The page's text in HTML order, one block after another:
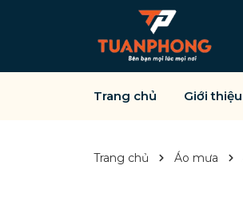
Trang chủ Giới thiệu
Trang chủ Áo mưa